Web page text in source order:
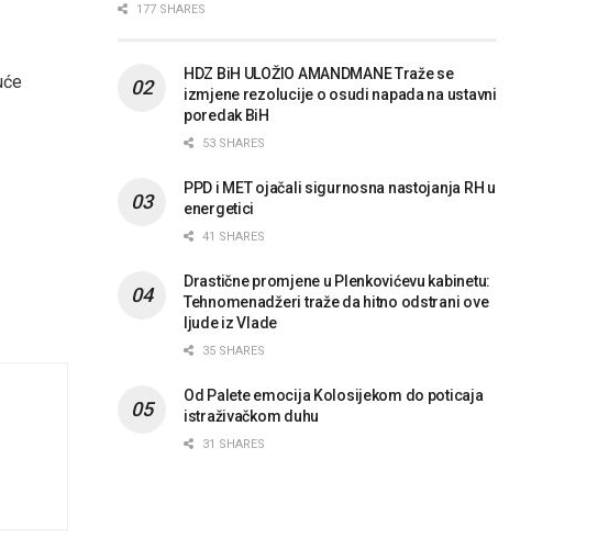
177 SHARES
HDZ BiH ULOŽIO AMANDMANE Traže se
izmjene rezolucije o osudi napada na ustavni
poredak BiH
53 SHARES
PPD i MET ojačali sigurnosna nastojanja RH u
energetici
41 SHARES
Drastične promjene u Plenkovićevu kabinetu:
Tehnomenadžeri traže da hitno odstrani ove
ljude iz Vlade
35 SHARES
Od Palete emocija Kolosijekom do poticaja
istraživačkom duhu
31 SHARES